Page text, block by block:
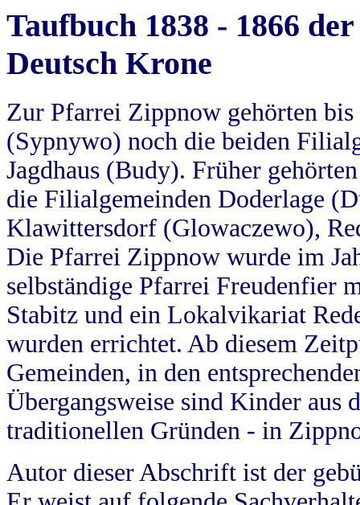
Taufbuch 1838 - 1866
Deutsch Krone
Zur Pfarrei Zippnow gehörten
(Sypnywo) noch die beiden
Jagdhaus (Budy). Früher
die Filialgemeinden Doderlage
Klawittersdorf (Glowaczewo),
Die Pfarrei Zippnow wurde im
selbständige Pfarrei Freudenfier
Stabitz und ein Lokalvikariat
wurden errichtet. Ab diesem
Gemeinden, in den
Übergangsweise sind Kinder aus
traditionellen Gründen - in
Autor dieser Abschrift ist der